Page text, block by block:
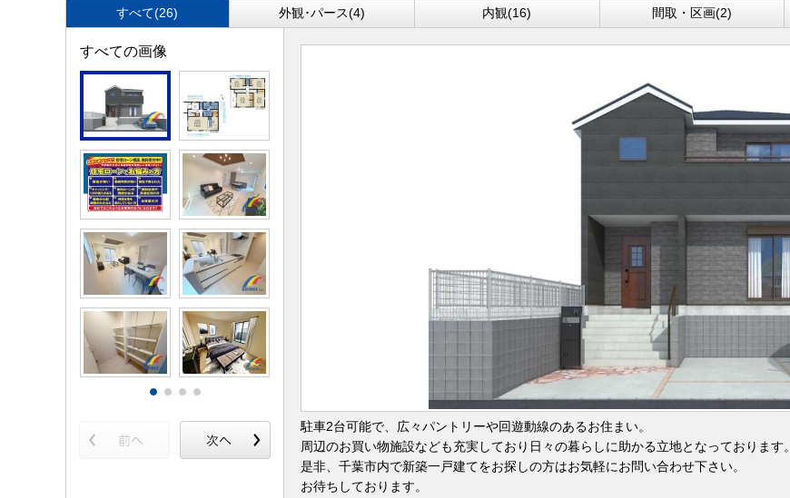
すべて(26) 外観･パース(4) 内観(16) 間取・区画(2)
すべての画像
駐車2台可能で、広々パントリーや回遊動線のあるお住まい。
周辺のお買い物施設なども充実しており日々の暮らしに助かる立地となっております。
是非、千葉市内で新築一戸建てをお探しの方はお気軽にお問い合わせ下さい。
お待ちしております。